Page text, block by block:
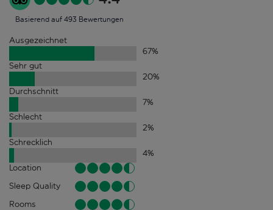
Basierend auf 493 Bewertungen
Ausgezeichnet
67%
Sehr gut
20%
Durchschnitt
7%
Schlecht
2%
Schrecklich
4%
Location
Sleep Quality
Rooms